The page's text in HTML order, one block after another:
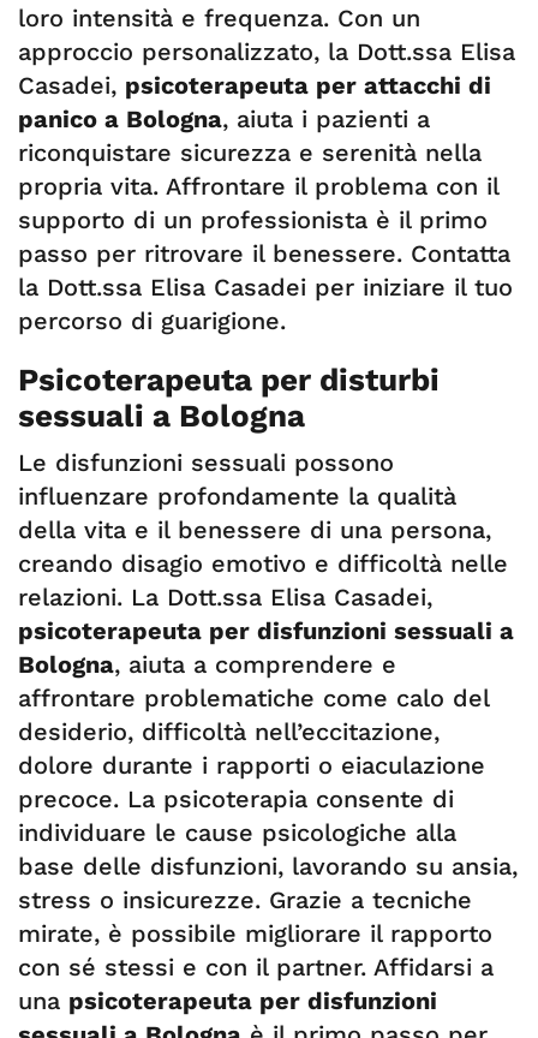
loro intensità e frequenza. Con un
approccio personalizzato, la Dott.ssa Elisa
Casadei, psicoterapeuta per attacchi di
panico a Bologna, aiuta i pazienti a
riconquistare sicurezza e serenità nella
propria vita. Affrontare il problema con il
supporto di un professionista è il primo
passo per ritrovare il benessere. Contatta
la Dott.ssa Elisa Casadei per iniziare il tuo
percorso di guarigione.
Psicoterapeuta per disturbi
sessuali a Bologna
Le disfunzioni sessuali possono
influenzare profondamente la qualità
della vita e il benessere di una persona,
creando disagio emotivo e difficoltà nelle
relazioni. La Dott.ssa Elisa Casadei,
psicoterapeuta per disfunzioni sessuali a
Bologna, aiuta a comprendere e
affrontare problematiche come calo del
desiderio, difficoltà nell’eccitazione,
dolore durante i rapporti o eiaculazione
precoce. La psicoterapia consente di
individuare le cause psicologiche alla
base delle disfunzioni, lavorando su ansia,
stress o insicurezze. Grazie a tecniche
mirate, è possibile migliorare il rapporto
con sé stessi e con il partner. Affidarsi a
una psicoterapeuta per disfunzioni